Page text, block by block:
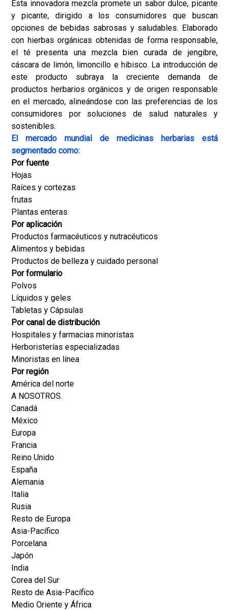
Esta innovadora mezcla promete un sabor dulce, picante
y picante, dirigido a los consumidores que buscan
opciones de bebidas sabrosas y saludables. Elaborado
con hierbas orgánicas obtenidas de forma responsable,
el té presenta una mezcla bien curada de jengibre,
cáscara de limón, limoncillo e hibisco. La introducción de
este producto subraya la creciente demanda de
productos herbarios orgánicos y de origen responsable
en el mercado, alineándose con las preferencias de los
consumidores por soluciones de salud naturales y
sostenibles.
El mercado mundial de medicinas herbarias está
segmentado como:
Por fuente
Hojas
Raíces y cortezas
frutas
Plantas enteras
Por aplicación
Productos farmacéuticos y nutracéuticos
Alimentos y bebidas
Productos de belleza y cuidado personal
Por formulario
Polvos
Líquidos y geles
Tabletas y Cápsulas
Por canal de distribución
Hospitales y farmacias minoristas
Herboristerías especializadas
Minoristas en línea
Por región
América del norte
A NOSOTROS.
Canadá
México
Europa
Francia
Reino Unido
España
Alemania
Italia
Rusia
Resto de Europa
Asia-Pacífico
Porcelana
Japón
India
Corea del Sur
Resto de Asia-Pacífico
Medio Oriente y África